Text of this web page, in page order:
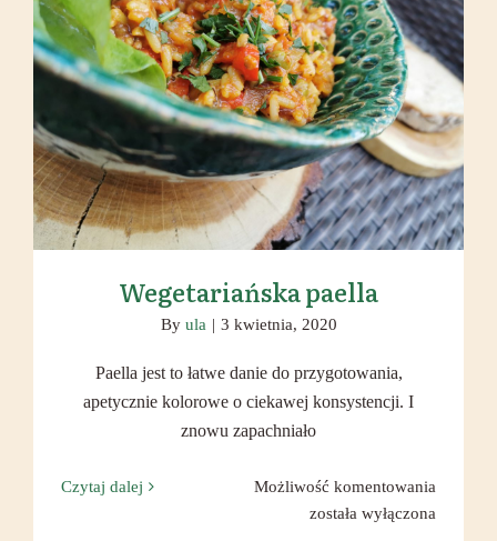
Wegetariańska paella
Wegetariańska paella
By ula | 3 kwietnia, 2020
Paella jest to łatwe danie do przygotowania,
apetycznie kolorowe o ciekawej konsystencji. I
znowu zapachniało
Czytaj dalej Możliwość komentowania
została wyłączona